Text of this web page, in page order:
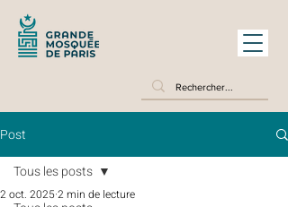
Post
Tous les posts
2 oct. 20252 min de lecture